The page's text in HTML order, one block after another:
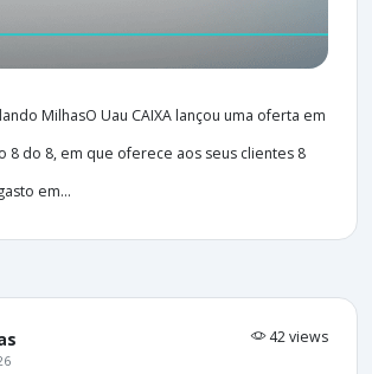
MilhasO Uau CAIXA lançou uma oferta em
8 do 8, em que oferece aos seus clientes 8
em...
42 views